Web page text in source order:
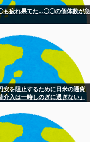
も疲れ果てた…〇〇の個体数が急
安を阻止するために日米の通貨
介入は一時しのぎに過ぎない」